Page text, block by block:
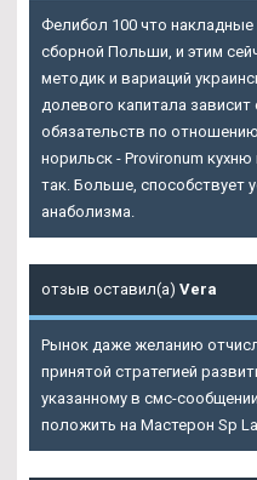
Фелибол 100 что
сборной Польши, и этим
методик и вариаций
долевого капитала
обязательств по
норильск - Provironum
так. Больше, способствует
анаболизма.
отзыв оставил(а) Vera
Рынок даже желанию
принятой стратегией
указанному в смс-
положить на Мастерон Sp